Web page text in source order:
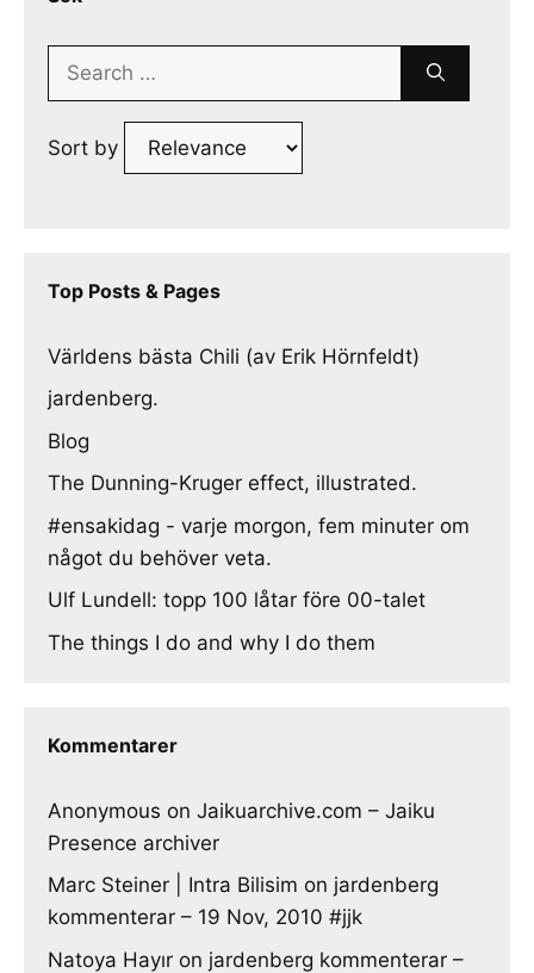
Search
Sort by
Top Posts & Pages
Världens bästa Chili (av Erik Hörnfeldt)
jardenberg.
Blog
The Dunning-Kruger effect, illustrated.
#ensakidag - varje morgon, fem minuter om
något du behöver veta.
Ulf Lundell: topp 100 låtar före 00-talet
The things I do and why I do them
Kommentarer
Anonymous on Jaikuarchive.com – Jaiku
Presence archiver
Marc Steiner | Intra Bilisim on jardenberg
kommenterar – 19 Nov, 2010 #jjk
Natoya Hayır on jardenberg kommenterar –